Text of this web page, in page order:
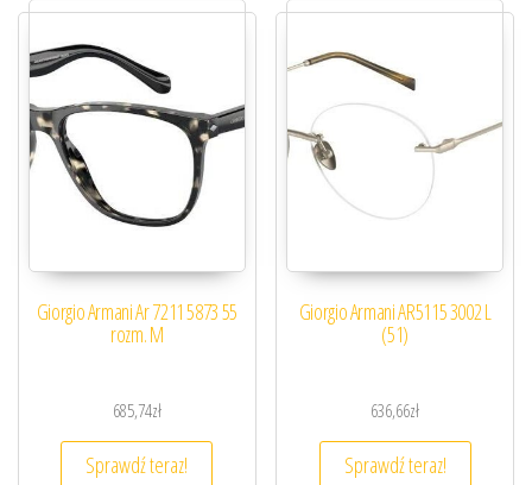
Giorgio Armani Ar 7211 5873 55
rozm. M
685,74zł
Sprawdź teraz!
Giorgio Armani AR5115 3002 L
(51)
636,66zł
Sprawdź teraz!